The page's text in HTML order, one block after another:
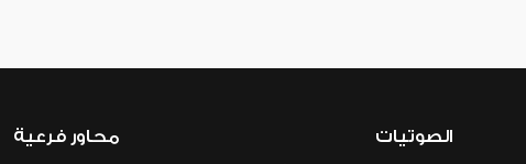
الصوتيات
محاور فرعية